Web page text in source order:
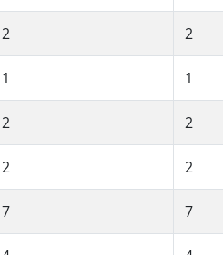
2 2
1 1
2 2
2 2
7 7